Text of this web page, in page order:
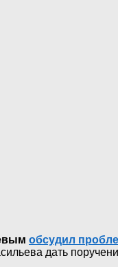
обсудил
дать